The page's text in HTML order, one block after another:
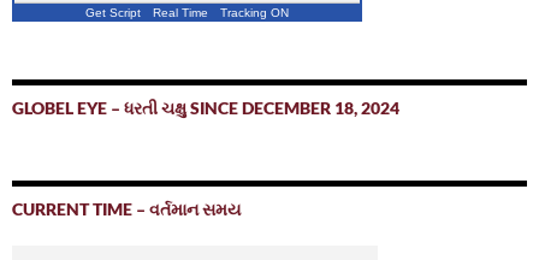
Get Script Real Time Tracking ON
GLOBEL EYE – ધરતી ચક્ષુ SINCE DECEMBER 18, 2024
CURRENT TIME – વર્તમાન સમય